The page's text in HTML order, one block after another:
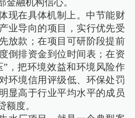
现在具体机制上。中节能财
业导向的项目，实行优先受
放款；在项目可研阶段提前
倒排资金到位时间表；在资
”，把环境效益和环境风险作
环境信用评级低、环保处罚
显高于行业平均水平的成员
额度。